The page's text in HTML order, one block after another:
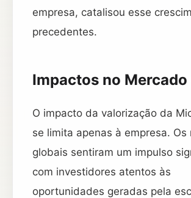
empresa, catalisou esse
precedentes.
Impactos no Mercado
O impacto da valorização da
se limita apenas à empresa. Os
globais sentiram um impulso
com investidores atentos às
oportunidades geradas pela